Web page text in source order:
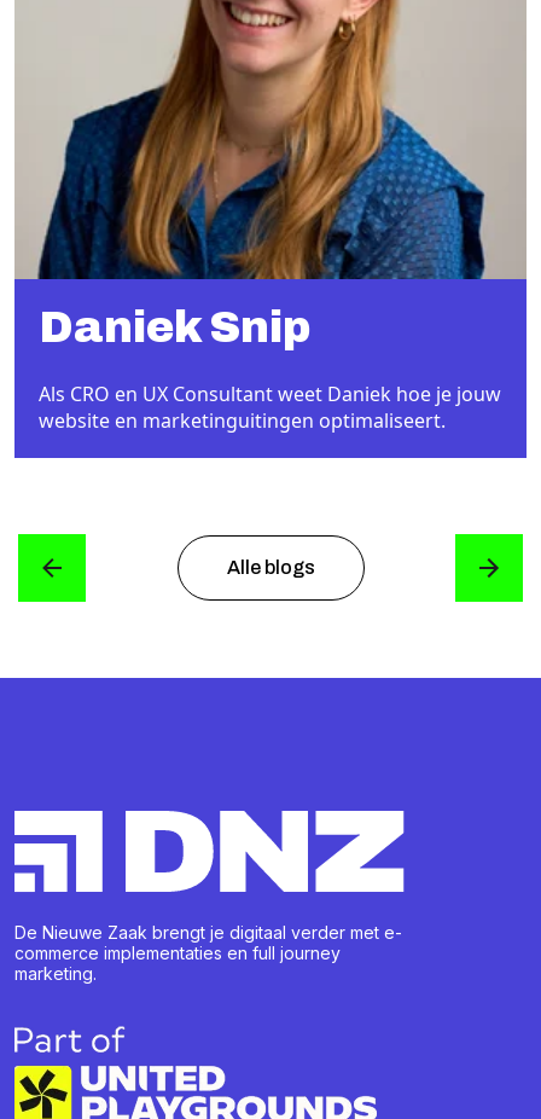
Daniek Snip
Als CRO en UX Consultant weet Daniek hoe je jouw
website en marketinguitingen optimaliseert.
Alle blogs
De Nieuwe Zaak brengt je digitaal verder met e-
commerce implementaties en full journey
marketing.